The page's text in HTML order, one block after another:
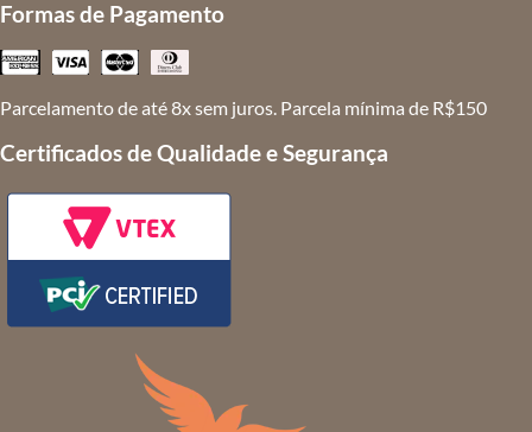
Formas de Pagamento
Parcelamento de até 8x sem juros. Parcela mínima de R$150
Certificados de Qualidade e Segurança